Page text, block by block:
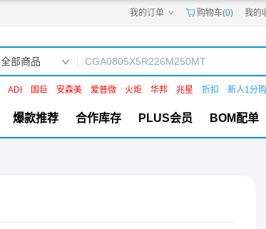
我的订单 购物车(0) 我的
嘉立创PCB
嘉立创FA
机电工坊
全部商品
ADI 国巨 安森美 爱普微 火炬 华邦 兆星 折扣 新人1分购
爆款推荐 合作库存 PLUS会员 BOM配单